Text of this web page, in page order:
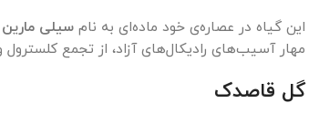
این گیاه در عصاره‌ی خود ماده‌ای به نام سیلی مارین
مهار آسیب‌های رادیکال‌های آزاد، از تجمع
گل قاصدک